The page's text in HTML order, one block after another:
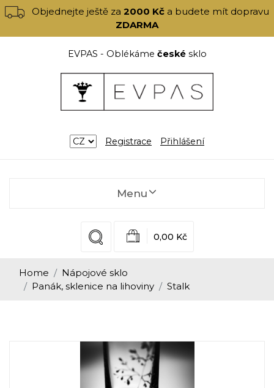
Objednejte ještě za2000 Kč a budete mít dopravu
ZDARMA
EVPAS - Oblékáme českésklo
Registrace Přihlášení
Menu
0,00 Kč
Home
Nápojové sklo
Panák, sklenice na lihoviny
Stalk